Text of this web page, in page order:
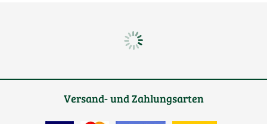
Versand- und Zahlungsarten